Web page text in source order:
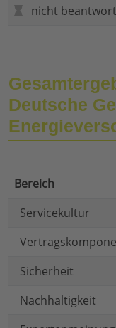
nicht
Deutsche
Bereich
Servicekultur
Sicherheit
Nachhaltigkeit